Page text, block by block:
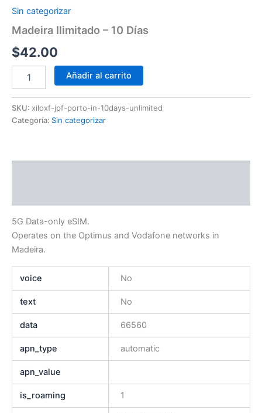
Sin categorizar
Madeira Ilimitado – 10 Días
$42.00
Añadir al carrito
SKU: xiloxf-jpf-porto-in-10days-unlimited
Categoría: Sin categorizar
5G Data-only eSIM.
Operates on the Optimus and Vodafone networks in
Madeira.
voice No
text No
data 66560
apn_type automatic
apn_value
is_roaming 1